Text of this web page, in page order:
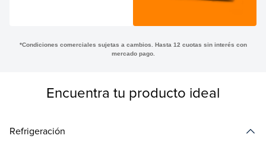
*Condiciones comerciales sujetas a cambios. Hasta 12 cuotas sin interés con
mercado pago.
Encuentra tu producto ideal
Refrigeración